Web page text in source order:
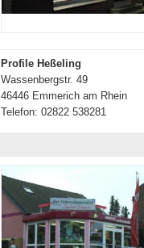
Profile Heßeling
Wassenbergstr. 49
46446 Emmerich am Rhein
Telefon: 02822 538281
Details zum Händler